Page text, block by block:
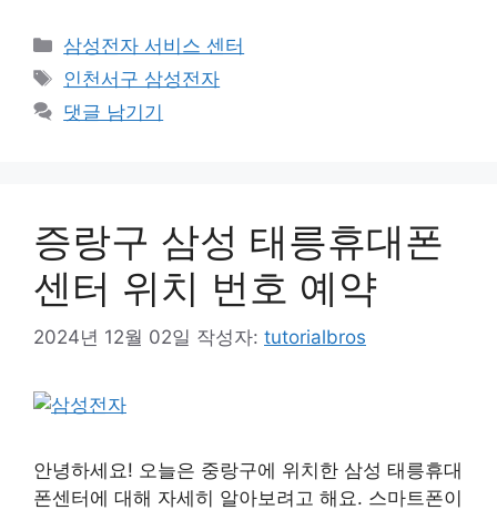
카
테
리
삼성전자 서비스 센터
태
그
인천서구 삼성전자
댓글 남기기
증랑구 삼성 태릉휴대폰
센터 위치 번호 예약
2024년 12월 02일 작성자: tutorialbros
안녕하세요! 오늘은 중랑구에 위치한 삼성 태릉휴대
폰센터에 대해 자세히 알아보려고 해요. 스마트폰이